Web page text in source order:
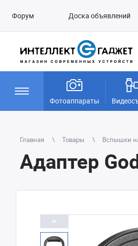
Форум Доска объявлений
Фотоаппараты
Главная Товары Вспышки
Адаптер